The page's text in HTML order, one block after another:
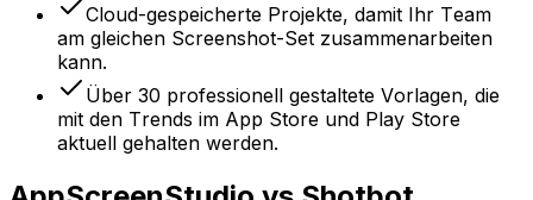
Cloud-gespeicherte Projekte, damit Ihr Team
am gleichen Screenshot-Set zusammenarbeiten
kann.
Über 30 professionell gestaltete Vorlagen, die
mit den Trends im App Store und Play Store
aktuell gehalten werden.